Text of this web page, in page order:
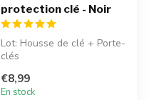
protection clé - Noir
Lot: Housse de clé + Porte-
clés
€8,99
En stock